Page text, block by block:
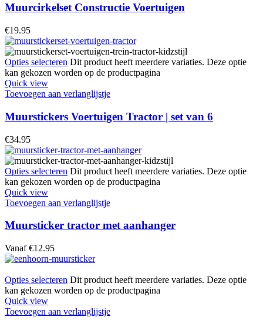
Muurcirkelset Constructie Voertuigen
€19.95
Opties selecteren Dit product heeft meerdere variaties. Deze optie
kan gekozen worden op de productpagina
Quick view
Toevoegen aan verlanglijstje
Muurstickers Voertuigen Tractor | set van 6
€34.95
Opties selecteren Dit product heeft meerdere variaties. Deze optie
kan gekozen worden op de productpagina
Quick view
Toevoegen aan verlanglijstje
Muursticker tractor met aanhanger
Vanaf €12.95
Opties selecteren Dit product heeft meerdere variaties. Deze optie
kan gekozen worden op de productpagina
Quick view
Toevoegen aan verlanglijstje